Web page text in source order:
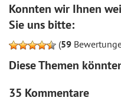
Konnten wir Ihnen
Sie uns bitte:
(59
Diese Themen
35 Kommentare